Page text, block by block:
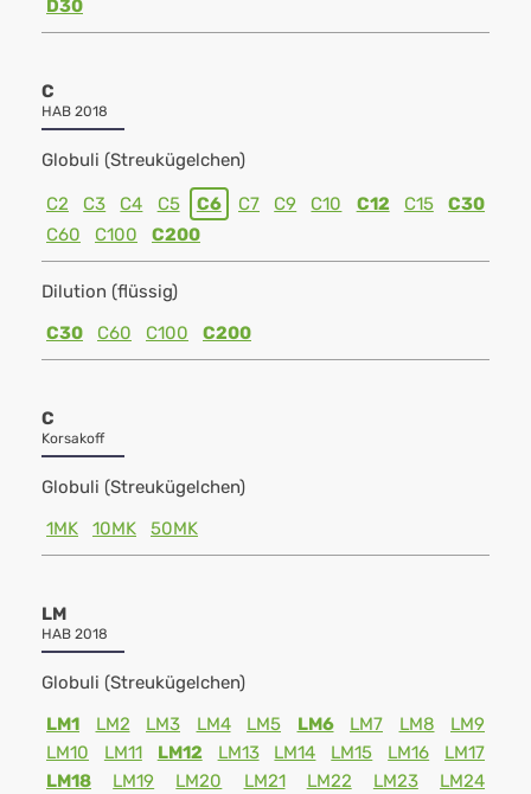
D30
C
HAB 2018
Globuli (Streukügelchen)
C2 C3 C4 C5 C6 C7 C9 C10 C12 C15
C30
C60
C100 C200
Dilution (flüssig)
C30
C60 C100 C200
C
Korsakoff
Globuli (Streukügelchen)
1MK
10MK 50MK
LM
HAB 2018
Globuli (Streukügelchen)
LM1
LM2 LM3 LM4 LM5 LM6 LM7 LM8
LM9
LM10
LM11 LM12 LM13 LM14 LM15 LM16
LM17
LM18
LM19 LM20 LM21 LM22 LM23 LM24